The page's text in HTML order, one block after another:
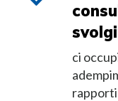
ci
rapporti